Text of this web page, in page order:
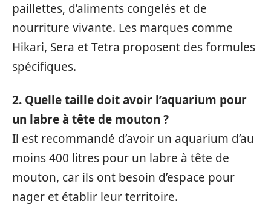
paillettes, d’aliments congelés et de
nourriture vivante. Les marques comme
Hikari, Sera et Tetra proposent des formules
spécifiques.
2. Quelle taille doit avoir l’aquarium pour
un labre à tête de mouton ?
Il est recommandé d’avoir un aquarium d’au
moins 400 litres pour un labre à tête de
mouton, car ils ont besoin d’espace pour
nager et établir leur territoire.